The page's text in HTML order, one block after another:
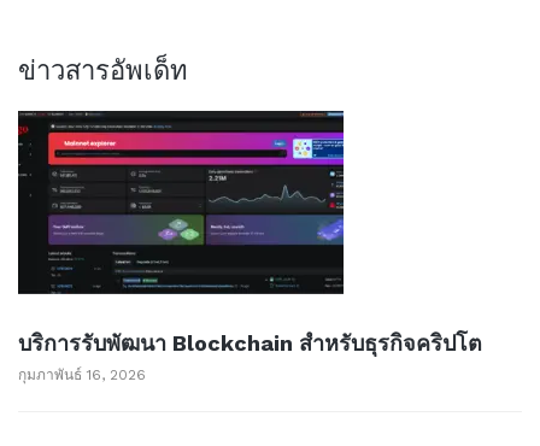
ข่าวสารอัพเด็ท
บริการรับพัฒนา Blockchain สำหรับธุรกิจคริปโต
กุมภาพันธ์ 16, 2026